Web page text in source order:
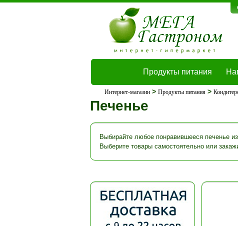
Продукты питания
Интернет-магазин >Продукты питания >
Печенье
Выбирайте любое понравившееся печенье
Выберите товары самостоятельно или